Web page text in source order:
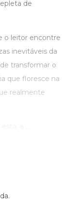
de
o leitor encontre
inevitáveis da
transformar o
que floresce na
realmente